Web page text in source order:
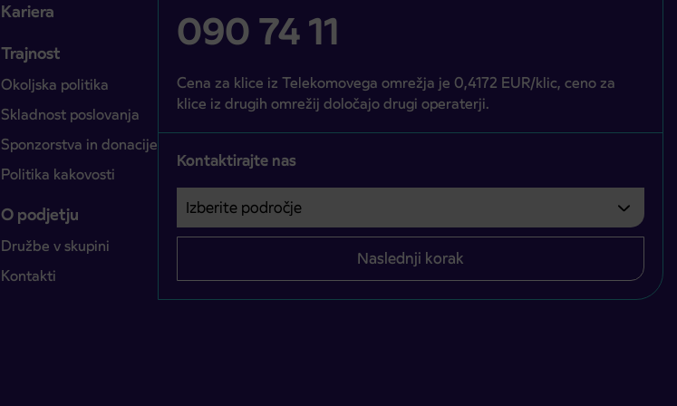
Kariera
Trajnost
Okoljska politika
Skladnost poslovanja
Sponzorstva in donacije
Politika kakovosti
O podjetju
Družbe v skupini
Kontakti
090 74 11
Cena za klice iz Telekomovega omrežja je 0,4172 EUR/klic, ceno za
klice iz drugih omrežij določajo drugi operaterji.
Kontaktirajte nas
Izberite področje
Področje je obvezno izbrati.
Naslednji korak